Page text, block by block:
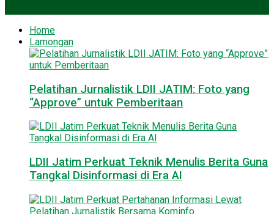
Home
Lamongan
Pelatihan Jurnalistik LDII JATIM: Foto yang
“Approve” untuk Pemberitaan
LDII Jatim Perkuat Teknik Menulis Berita Guna
Tangkal Disinformasi di Era AI